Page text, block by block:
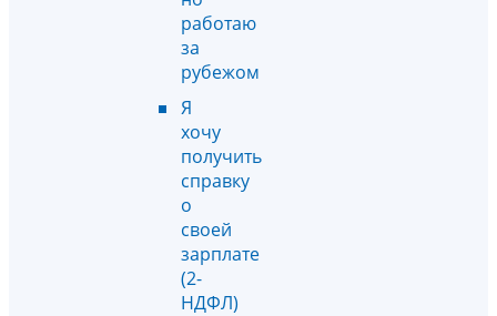
работаю
за
рубежом
Я
хочу
получить
справку
о
своей
зарплате
(2-
НДФЛ)